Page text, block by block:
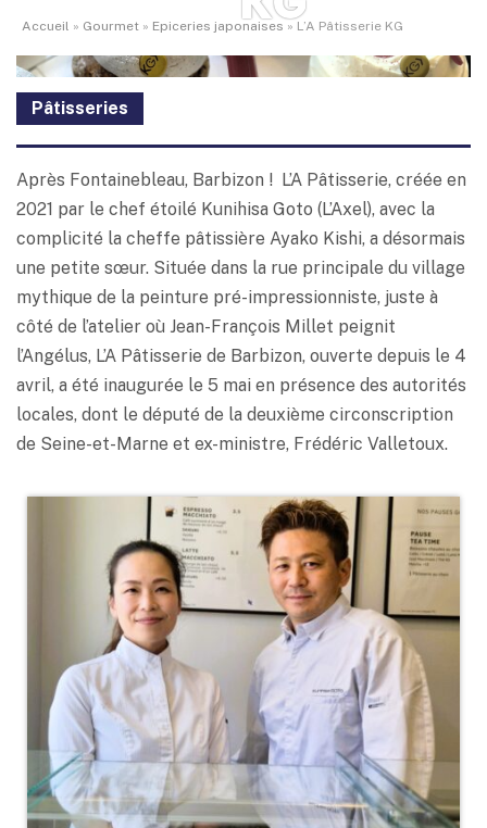
Accueil » Gourmet » Epiceries japonaises » L’A Pâtisserie KG
Pâtisseries
Après Fontainebleau, Barbizon ! L’A Pâtisserie, créée en
2021 par le chef étoilé Kunihisa Goto (L’Axel), avec la
complicité la cheffe pâtissière Ayako Kishi, a désormais
une petite sœur. Située dans la rue principale du village
mythique de la peinture pré-impressionniste, juste à
côté de l’atelier où Jean-François Millet peignit
l’Angélus, L’A Pâtisserie de Barbizon, ouverte depuis le 4
avril, a été inaugurée le 5 mai en présence des autorités
locales, dont le député de la deuxième circonscription
de Seine-et-Marne et ex-ministre, Frédéric Valletoux.